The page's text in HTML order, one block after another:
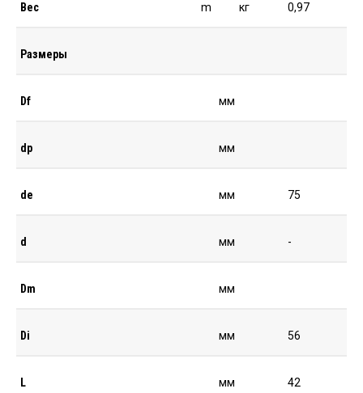
Вес m кг 0,97
Размеры
Df мм
dp мм
de мм 75
d мм -
Dm мм
Di мм 56
L мм 42